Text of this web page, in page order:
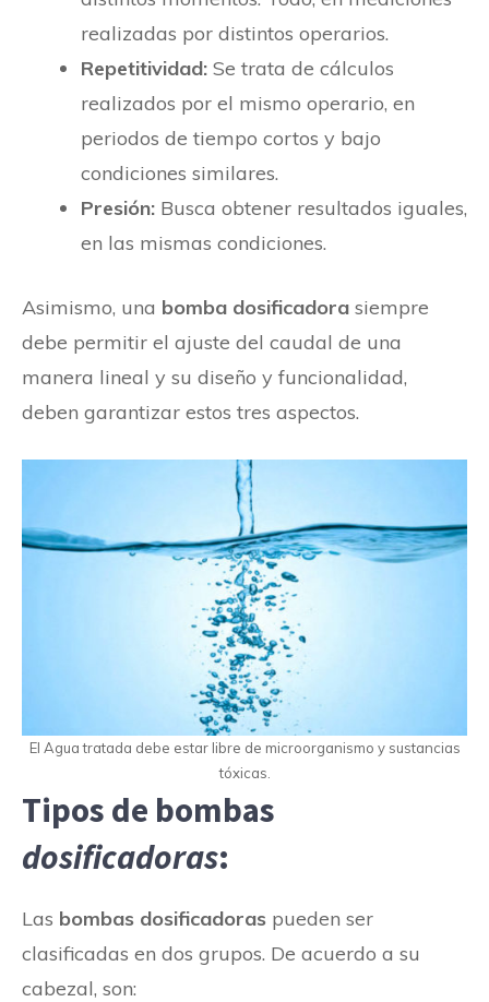
realizadas por distintos operarios.
Repetitividad: Se trata de cálculos
realizados por el mismo operario, en
periodos de tiempo cortos y bajo
condiciones similares.
Presión: Busca obtener resultados iguales,
en las mismas condiciones.
Asimismo, una bomba dosificadora siempre
debe permitir el ajuste del caudal de una
manera lineal y su diseño y funcionalidad,
deben garantizar estos tres aspectos.
El Agua tratada debe estar libre de microorganismo y sustancias
tóxicas.
Tipos de bombas
dosificadoras:
Las bombas dosificadoras pueden ser
clasificadas en dos grupos. De acuerdo a su
cabezal, son: